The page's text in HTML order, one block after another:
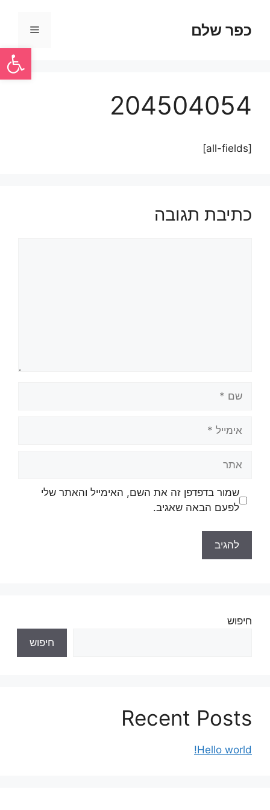
פתח
כפר שלם
204504054
[all-fields]
כתיבת תגובה
שמור בדפדפן זה את השם, האימייל והאתר שלי
לפעם הבאה שאגיב.
חיפוש
חיפוש
Recent Posts
Hello world!